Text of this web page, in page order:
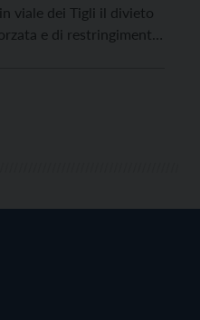
viale dei Tigli il divieto
e di restringimento